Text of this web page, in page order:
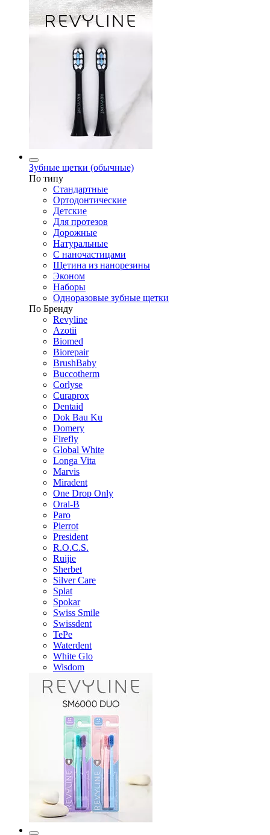
Зубные щетки (обычные)
По типу
Стандартные
Ортодонтические
Детские
Для протезов
Дорожные
Натуральные
С наночастицами
Щетина из нанорезины
Эконом
Наборы
Одноразовые зубные щетки
По Бренду
Revyline
Azotii
Biomed
Biorepair
BrushBaby
Buccotherm
Corlyse
Curaprox
Dentaid
Dok Bau Ku
Domery
Firefly
Global White
Longa Vita
Marvis
Miradent
One Drop Only
Oral-B
Paro
Pierrot
President
R.O.C.S.
Ruijie
Sherbet
Silver Care
Splat
Spokar
Swiss Smile
Swissdent
TePe
Waterdent
White Glo
Wisdom